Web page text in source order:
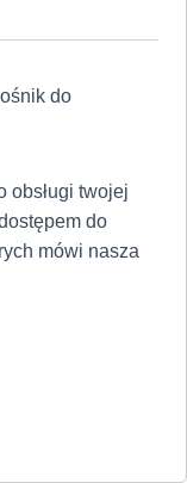
do
obsługi twojej
do
mówi nasza